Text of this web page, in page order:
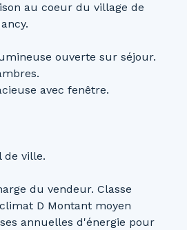
au coeur du village de
ouverte sur séjour.
avec fenêtre.
de ville.
du vendeur. Classe
D Montant moyen
annuelles d'énergie pour